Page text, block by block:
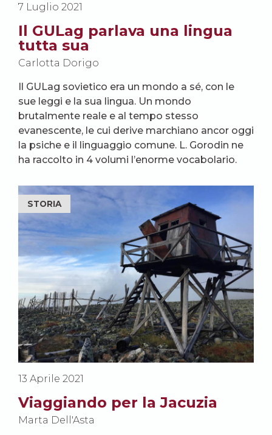
7 Luglio 2021
Il GULag parlava una lingua
tutta sua
Carlotta Dorigo
Il GULag sovietico era un mondo a sé, con le
sue leggi e la sua lingua. Un mondo
brutalmente reale e al tempo stesso
evanescente, le cui derive marchiano ancor oggi
la psiche e il linguaggio comune. L. Gorodin ne
ha raccolto in 4 volumi l’enorme vocabolario.
STORIA
13 Aprile 2021
Viaggiando per la Jacuzia
Marta Dell'Asta